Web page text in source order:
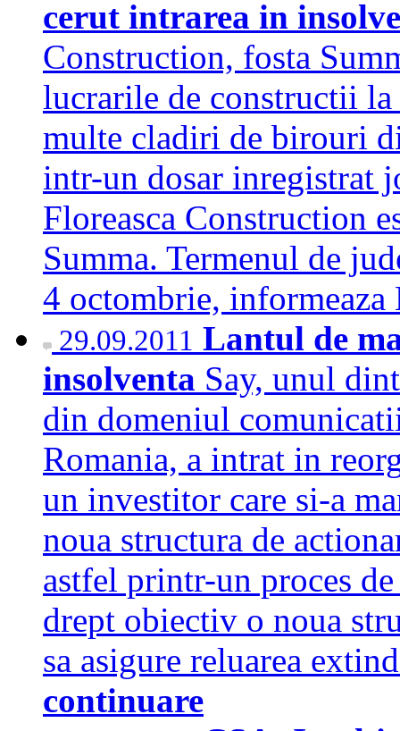
cerut intrarea in
Construction, fosta
lucrarile de constructii
multe cladiri de birouri
intr-un dosar inregistrat
Floreasca Construction
Summa. Termenul de
4 octombrie,
29.09.2011 Lantul de
insolventa Say, unul
din domeniul
Romania, a intrat in
un investitor care si-a
noua structura de
astfel printr-un proces
drept obiectiv o noua
sa asigure reluarea
continuare